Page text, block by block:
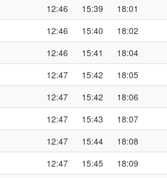
12:46 15:39 18:01
12:46 15:40 18:02
12:46 15:41 18:04
12:47 15:42 18:05
12:47 15:42 18:06
12:47 15:43 18:07
12:47 15:44 18:08
12:47 15:45 18:09